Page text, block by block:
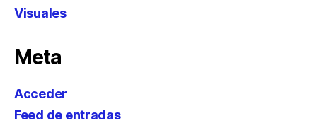
Visuales
Meta
Acceder
Feed de entradas